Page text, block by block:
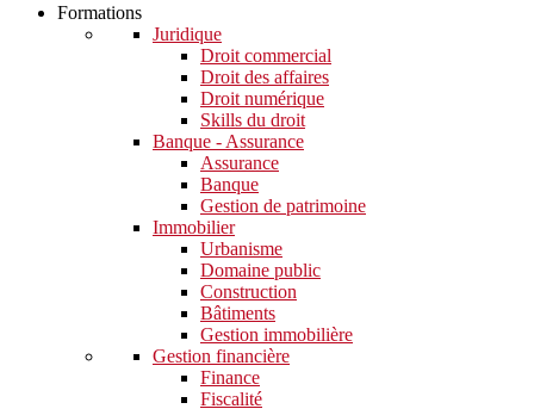
Formations
Juridique
Droit commercial
Droit des affaires
Droit numérique
Skills du droit
Banque - Assurance
Assurance
Banque
Gestion de patrimoine
Immobilier
Urbanisme
Domaine public
Construction
Bâtiments
Gestion immobilière
Gestion financière
Finance
Fiscalité